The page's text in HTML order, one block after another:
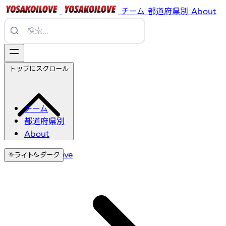
チーム 都道府県別 About
チーム
都道府県別
About
ライト ダーク
トップにスクロール
YosakoiLove